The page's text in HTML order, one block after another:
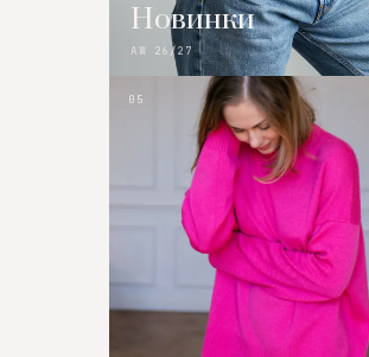
Новинки
AW 26/27
05